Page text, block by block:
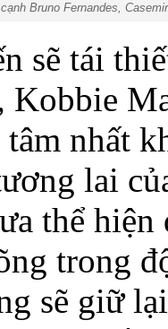
Bruno Fernandes,
sẽ tái
Kobbie
nhất
lai
thể
trong
sẽ giữ